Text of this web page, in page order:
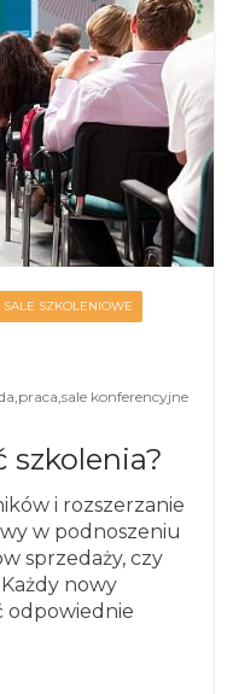
SALE SZKOLENIOWE
,praca,sale konferencyjne
szkolenia?
i rozszerzanie
w podnoszeniu
sprzedaży, czy
nowy
odpowiednie